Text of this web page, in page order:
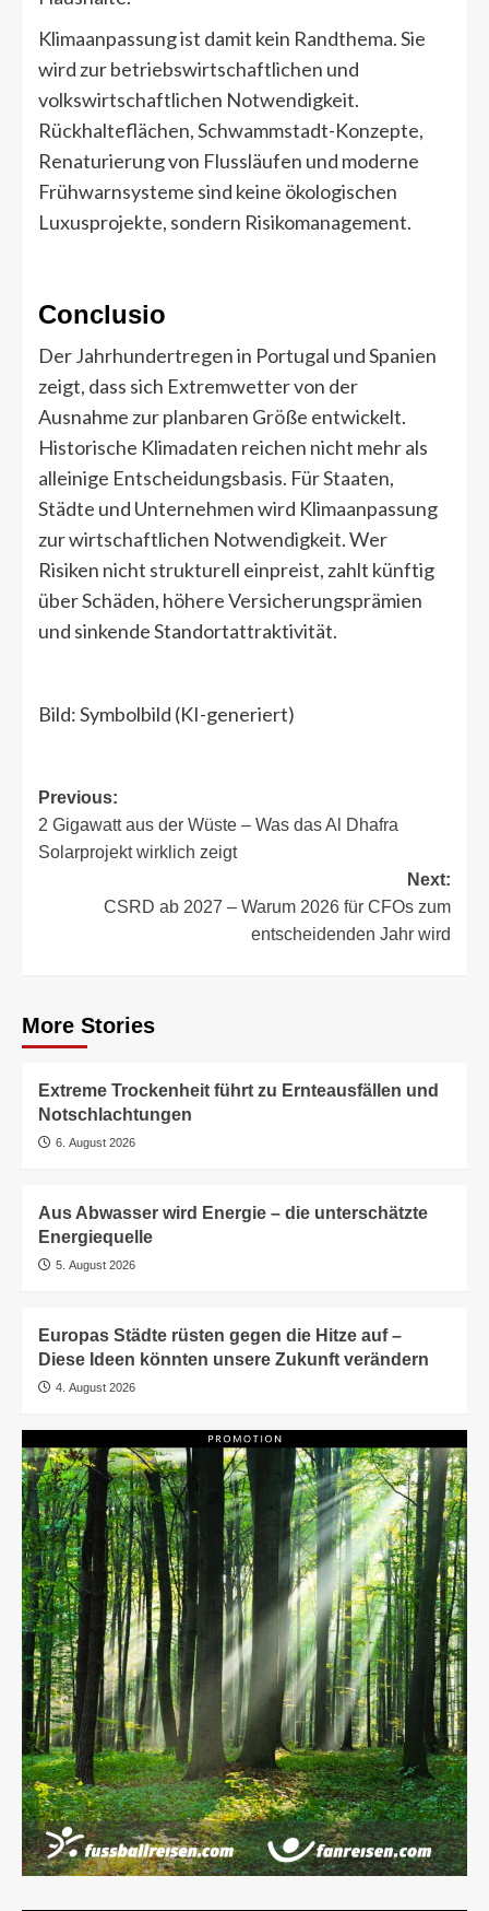
Klimaanpassung ist damit kein Randthema. Sie
wird zur betriebswirtschaftlichen und
volkswirtschaftlichen Notwendigkeit.
Rückhalteflächen, Schwammstadt-Konzepte,
Renaturierung von Flussläufen und moderne
Frühwarnsysteme sind keine ökologischen
Luxusprojekte, sondern Risikomanagement.
Conclusio
Der Jahrhundertregen in Portugal und Spanien
zeigt, dass sich Extremwetter von der
Ausnahme zur planbaren Größe entwickelt.
Historische Klimadaten reichen nicht mehr als
alleinige Entscheidungsbasis. Für Staaten,
Städte und Unternehmen wird Klimaanpassung
zur wirtschaftlichen Notwendigkeit. Wer
Risiken nicht strukturell einpreist, zahlt künftig
über Schäden, höhere Versicherungsprämien
und sinkende Standortattraktivität.
Bild: Symbolbild (KI-generiert)
Post
navigation
Previous:
2 Gigawatt aus der Wüste – Was das Al Dhafra
Solarprojekt wirklich zeigt
Next:
CSRD ab 2027 – Warum 2026 für CFOs zum
entscheidenden Jahr wird
More Stories
Extreme Trockenheit führt zu Ernteausfällen und
Notschlachtungen
6. August 2026
Aus Abwasser wird Energie – die unterschätzte
Energiequelle
5. August 2026
Europas Städte rüsten gegen die Hitze auf –
Diese Ideen könnten unsere Zukunft verändern
4. August 2026